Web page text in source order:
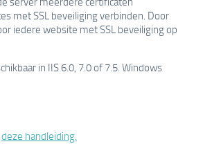
met SSL beveiliging verbinden. Door
iedere website met SSL beveiliging op
in IIS 6.0, 7.0 of 7.5. Windows
deze handleiding.